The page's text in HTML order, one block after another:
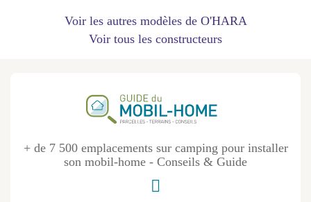
Voir les autres modèles de O'HARA
Voir tous les constructeurs
+ de 7 500 emplacements sur camping pour installer
son mobil-home - Conseils & Guide